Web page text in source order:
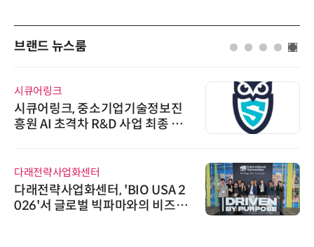
브랜드 뉴스룸
시큐어링크
시큐어링크, 중소기업기술정보진
흥원 AI 초격차 R&D 사업 최종 선
다래전략사업화센터
다래전략사업화센터, 'BIO USA 2
026'서 글로벌 빅파마와의 비즈니